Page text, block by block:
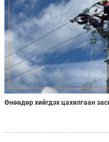
Өнөөдөр хийгдэх цахилгаан